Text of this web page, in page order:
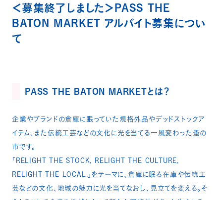
＜募集終了しました＞PASS THE
BATON MARKET アルバイト募集につい
て
PASS THE BATON MARKETとは？
企業やブランドの倉庫に眠っていた規格外品やデッドストックア
イテム、また伝統工芸などの文化に光を当てる⼀⾵変わった蚤の
市です。
「RELIGHT THE STOCK, RELIGHT THE CULTURE,
RELIGHT THE LOCAL.」をテーマに、倉庫に眠る在庫や伝統工
芸などの文化、地域の魅力に光を当てなおし、見立てを変える。そ